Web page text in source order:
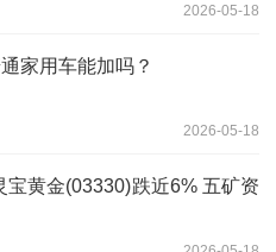
2026-05-18
家用车能加吗？
2026-05-18
黄金(03330)跌近6% 五矿资